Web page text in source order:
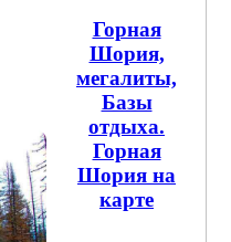
Горная
Шория,
мегалиты,
Базы
отдыха.
Горная
Шория на
карте